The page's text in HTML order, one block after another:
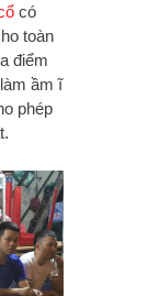
có
toàn
điểm
ầm ĩ
phép